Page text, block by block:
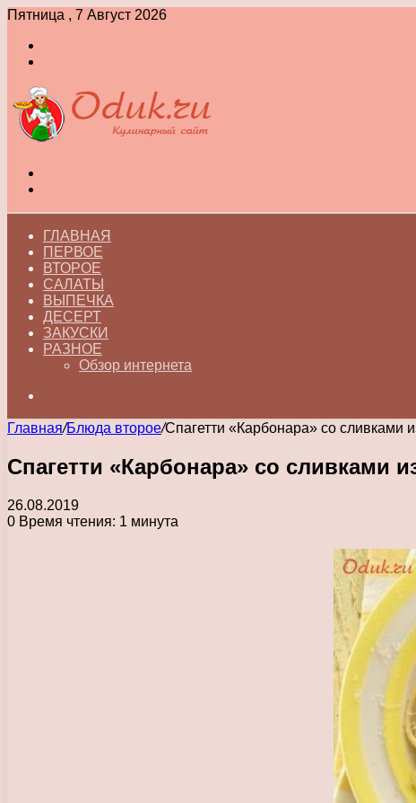
Пятница , 7 Август 2026
ГЛАВНАЯ
ПЕРВОЕ
ВТОРОЕ
САЛАТЫ
ВЫПЕЧКА
ДЕСЕРТ
ЗАКУСКИ
РАЗНОЕ
Обзор интернета
Главная/Блюда второе/Спагетти «Карбонара» со сливками
Спагетти «Карбонара» со сливками
26.08.2019
0 Время чтения: 1 минута